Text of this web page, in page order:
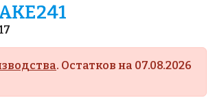
. Остатков на 07.08.2026